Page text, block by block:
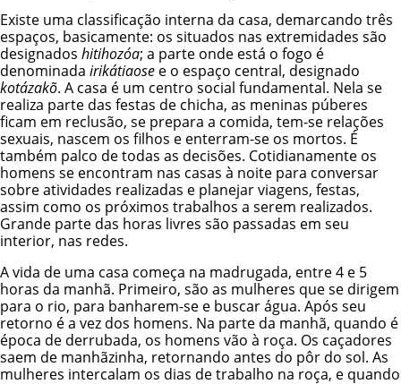
Existe uma classificação interna da casa, demarcando três
espaços, basicamente: os situados nas extremidades são
designados hitihozóa; a parte onde está o fogo é
denominada irikátiaose e o espaço central, designado
kotázakõ. A casa é um centro social fundamental. Nela se
realiza parte das festas de chicha, as meninas púberes
ficam em reclusão, se prepara a comida, tem-se relações
sexuais, nascem os filhos e enterram-se os mortos. É
também palco de todas as decisões. Cotidianamente os
homens se encontram nas casas à noite para conversar
sobre atividades realizadas e planejar viagens, festas,
assim como os próximos trabalhos a serem realizados.
Grande parte das horas livres são passadas em seu
interior, nas redes.
A vida de uma casa começa na madrugada, entre 4 e 5
horas da manhã. Primeiro, são as mulheres que se dirigem
para o rio, para banharem-se e buscar água. Após seu
retorno é a vez dos homens. Na parte da manhã, quando é
época de derrubada, os homens vão à roça. Os caçadores
saem de manhãzinha, retornando antes do pôr do sol. As
mulheres intercalam os dias de trabalho na roça, e quando